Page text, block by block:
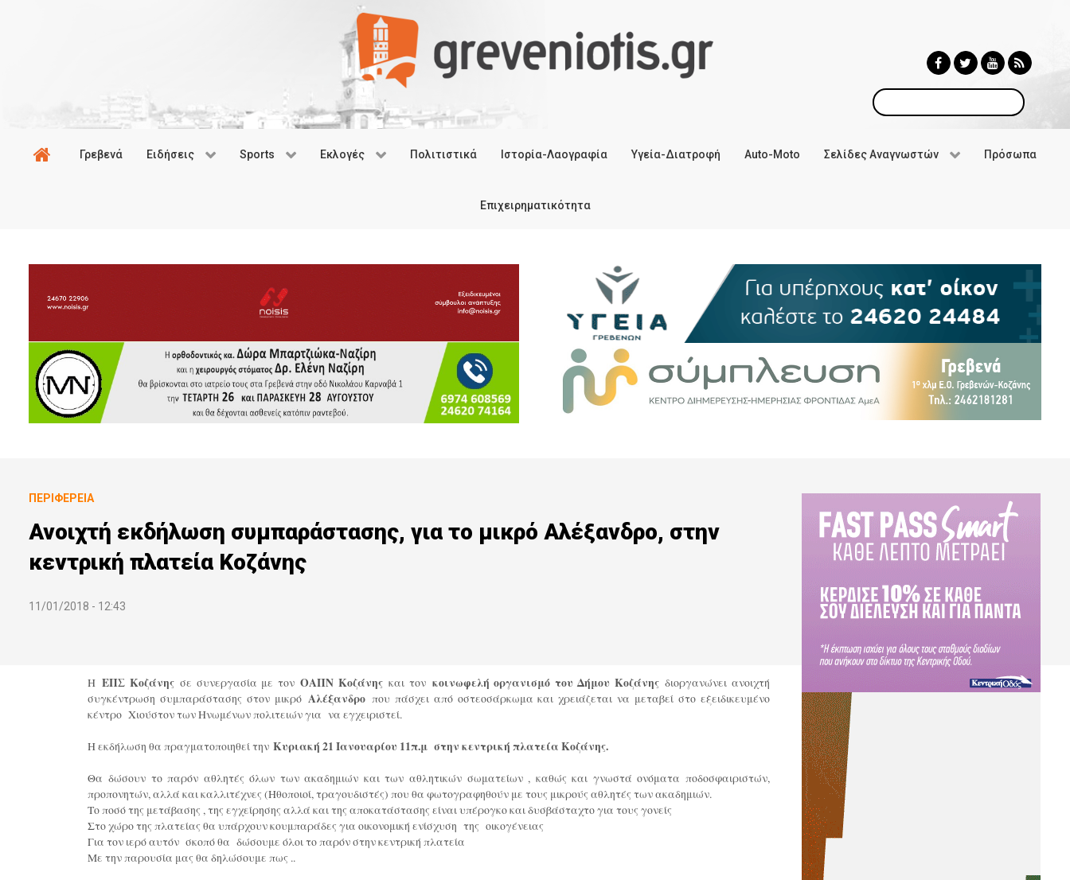
Αναζήτηση
Γρεβενά Ειδήσεις Sports Εκλογές Πολιτιστικά Ιστορία-Λαογραφία Υγεία-Διατροφή Auto-Moto Σελίδες Αναγνωστών Πρόσωπα
Επιχειρηματικότητα
ΠΕΡΙΦΈΡΕΙΑ
Ανοιχτή εκδήλωση συμπαράστασης, για το μικρό Αλέξανδρο, στην
κεντρική πλατεία Κοζάνης
11/01/2018 - 12:43
ΗΕΠΣ Κοζάνηςσε συνεργασία με τονΟΑΠΝ Κοζάνηςκαι τον κοινωφελή οργανισμό του Δήμου Κοζάνηςδιοργανώνει ανοιχτή
συγκέντρωση συμπαράστασης στον μικρό Αλέξανδρο που πάσχει από οστεοσάρκωμα και χρειάζεται να μεταβεί στο εξειδικευμένο
κέντρο Χιούστον των Ηνωμένων πολιτειών για να εγχειριστεί.
Η εκδήλωση θα πραγματοποιηθεί τηνΚυριακή 21 Ιανουαρίου 11π.μ στην κεντρική πλατεία Κοζάνης.
Θα δώσουν το παρόν αθλητές όλων των ακαδημιών και των αθλητικών σωματείων , καθώς και γνωστά ονόματα ποδοσφαιριστών,
προπονητών, αλλά και καλλιτέχνες (Ηθοποιοί, τραγουδιστές) που θα φωτογραφηθούν με τους μικρούς αθλητές των ακαδημιών.
Το ποσό της μετάβασης , της εγχείρησης αλλά και της αποκατάστασης είναι υπέρογκο και δυσβάσταχτο για τους γονείς
Στο χώρο της πλατείας θα υπάρχουν κουμπαράδες για οικονομική ενίσχυση της οικογένειας
Για τον ιερό αυτόν σκοπό θα δώσουμε όλοι το παρόν στην κεντρική πλατεία
Με την παρουσία μας θα δηλώσουμε πως ..